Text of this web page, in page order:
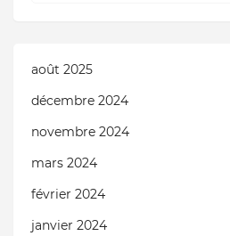
août 2025
décembre 2024
novembre 2024
mars 2024
février 2024
janvier 2024